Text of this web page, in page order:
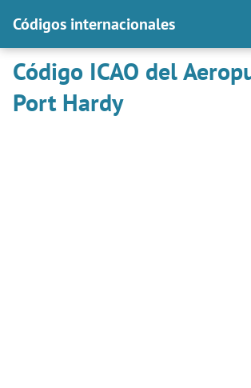
Códigos internacionales
Código ICAO del
Port Hardy